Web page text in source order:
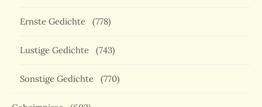
Ernste Gedichte (778)
Lustige Gedichte (743)
Sonstige Gedichte (770)